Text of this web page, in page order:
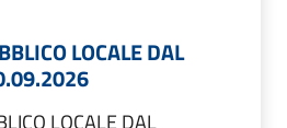
LOCALE DAL
LOCALE DAL